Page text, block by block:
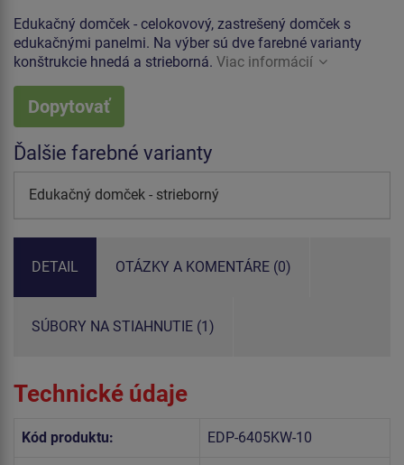
Edukačný domček - celokovový, zastrešený domček s
edukačnými panelmi. Na výber sú dve farebné varianty
konštrukcie hnedá a strieborná. Viac informácií
Dopytovať
Ďalšie farebné varianty
Edukačný domček - strieborný
DETAIL OTÁZKY A KOMENTÁRE (0)
SÚBORY NA STIAHNUTIE (1)
Technické údaje
Kód produktu: EDP-6405KW-10